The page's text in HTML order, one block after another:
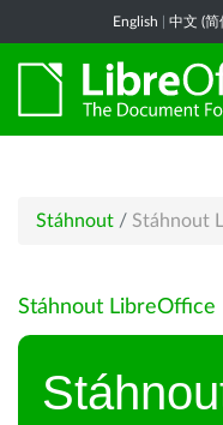
English 中文 (简
Stáhnout / Stáhnout
Stáhnout LibreOffice